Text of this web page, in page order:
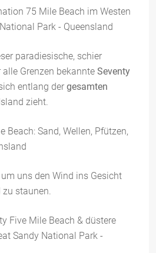
paradiesische, schier
Grenzen bekannte Seventy
entlang der gesamten
zieht.
uns den Wind ins Gesicht
zu staunen.